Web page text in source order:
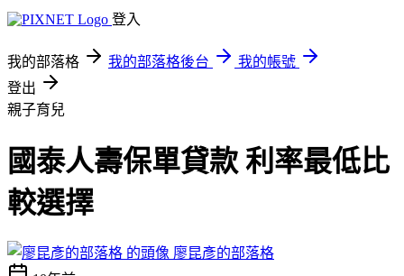
登入
我的部落格 我的部落格後台
我的帳號
登出
親子育兒
國泰人壽保單貸款 利率最低比
較選擇
廖昆彥的部落格